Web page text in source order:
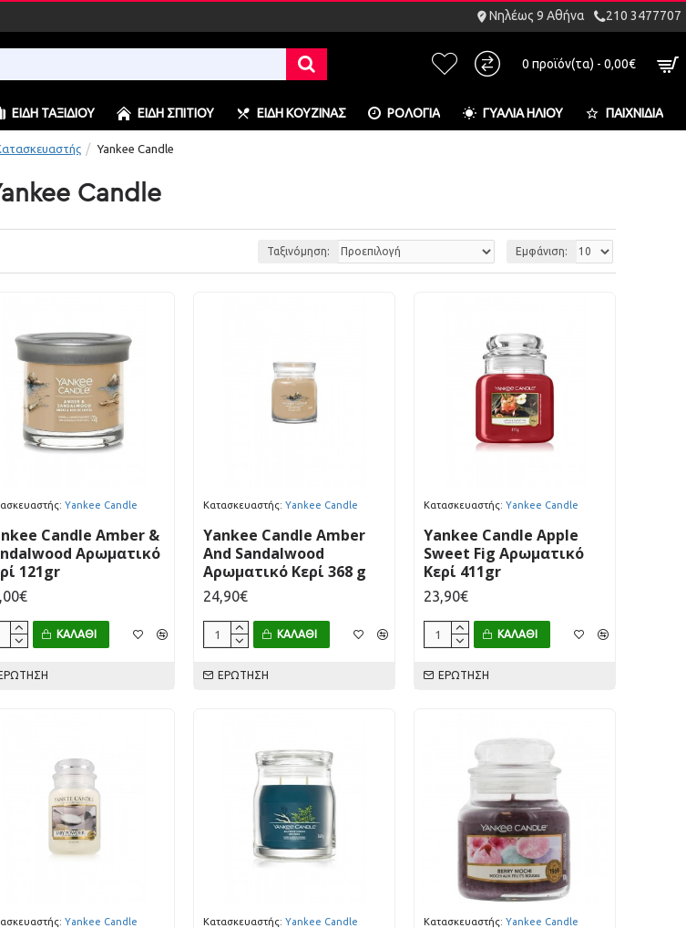
Νηλέως 9 Αθήνα 210 3477707
0 προϊόν(τα) - 0,00€
ΕΊΔΗ ΤΑΞΙΔΙΟΎ ΕΊΔΗ ΣΠΙΤΙΟΎ ΕΊΔΗ ΚΟΥΖΊΝΑΣ ΡΟΛΌΓΙΑ ΓΥΑΛΙΆ ΗΛΊΟΥ ΠΑΙΧΝΊΔΙΑ
Yankee Candle
Candle
Ταξινόμηση: Εμφάνιση:
Yankee Candle
Candle Amber &
Αρωματικό
121gr
ΚΑΛΆΘΙ
Κατασκευαστής: Yankee Candle
Yankee Candle Amber
And Sandalwood
Αρωματικό Κερί 368 g
24,90€
ΚΑΛΆΘΙ
ΕΡΏΤΗΣΗ
Κατασκευαστής: Yankee Candle
Yankee Candle Apple
Sweet Fig Αρωματικό
Κερί 411gr
23,90€
ΚΑΛΆΘΙ
ΕΡΏΤΗΣΗ
Yankee Candle Κατασκευαστής: Yankee Candle Κατασκευαστής: Yankee Candle